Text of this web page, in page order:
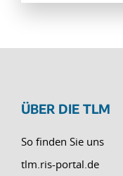
ÜBER DIE TLM
So finden Sie uns
tlm.ris-portal.de